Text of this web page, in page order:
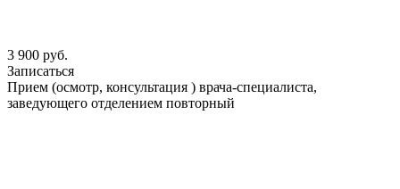
3 900 руб.
Записаться
Прием (осмотр, консультация ) врача-специалиста,
заведующего отделением повторный